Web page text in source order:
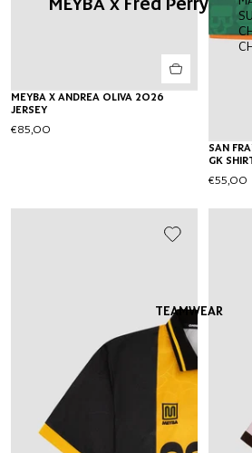
TEAMWEAR
MEYBA X ANDREA OLIVA 2026
JERSEY
€85,00
SAN
GK
€55,00